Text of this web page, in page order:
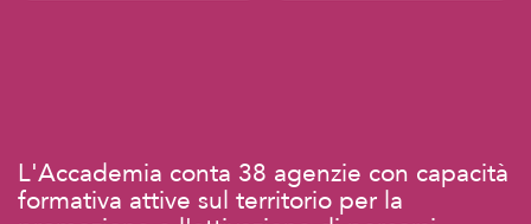
L'Accademia conta 38 agenzie con capacità
formativa attive sul territorio per la